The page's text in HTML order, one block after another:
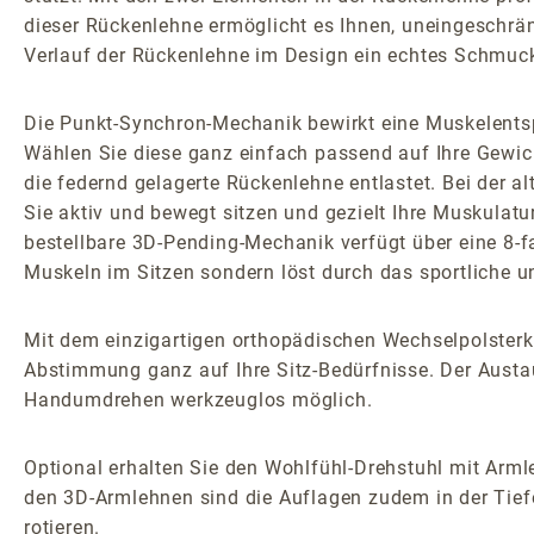
dieser Rückenlehne ermöglicht es Ihnen,
Verlauf der Rückenlehne im Design ein echtes
Die Punkt-Synchron-Mechanik bewirkt eine
Wählen Sie diese ganz einfach passend auf Ihre
die federnd gelagerte Rückenlehne entlastet. Bei der
Sie aktiv und bewegt sitzen und gezielt Ihre
bestellbare 3D-Pending-Mechanik verfügt über eine
Muskeln im Sitzen sondern löst durch das sportliche
Mit dem einzigartigen orthopädischen
Abstimmung ganz auf Ihre Sitz-Bedürfnisse. Der
Handumdrehen werkzeuglos möglich.
Optional erhalten Sie den Wohlfühl-Drehstuhl mit
den 3D-Armlehnen sind die Auflagen zudem in der
rotieren.